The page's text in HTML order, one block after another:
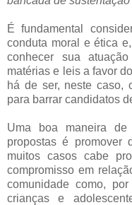
É fundamental
conduta moral e ética
conhecer sua
matérias e leis a favor
há de ser, neste caso,
para barrar candidatos
Uma boa maneira
propostas é promover
muitos casos cabe
compromisso em
comunidade como,
crianças e